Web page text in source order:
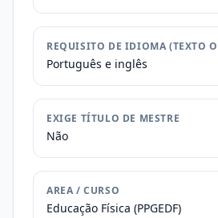
REQUISITO DE IDIOMA (TEXTO
Português e inglês
EXIGE TÍTULO DE MESTRE
Não
AREA / CURSO
Educação Física (PPGEDF)